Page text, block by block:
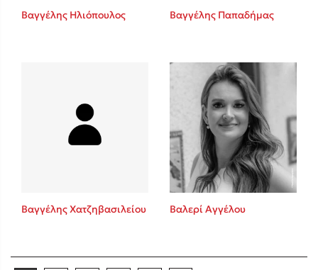
Βαγγέλης Ηλιόπουλος Βαγγέλης Παπαδήμας
Βαγγέλης Χατζηβασιλείου Βαλερί Αγγέλου